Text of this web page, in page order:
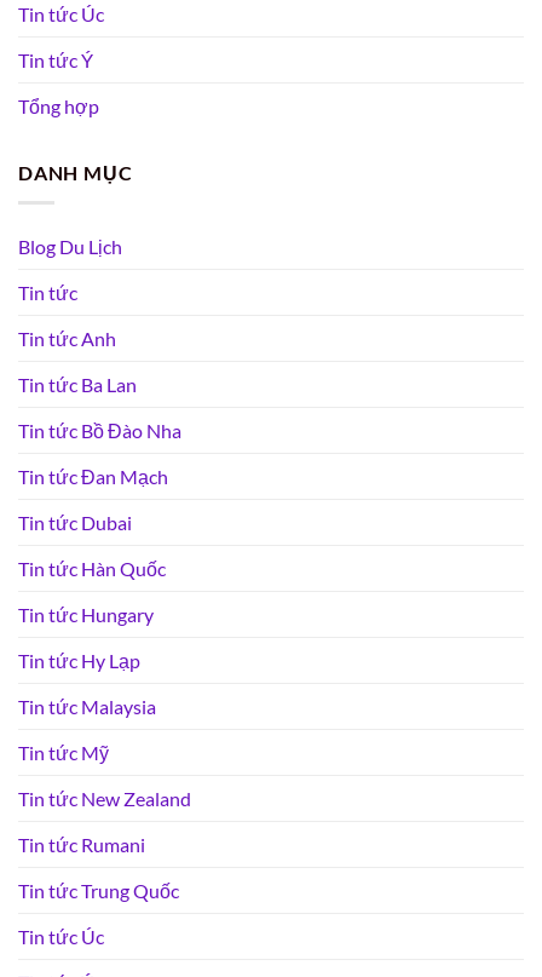
Tin tức Úc
Tin tức Ý
Tổng hợp
DANH MỤC
Blog Du Lịch
Tin tức
Tin tức Anh
Tin tức Ba Lan
Tin tức Bồ Đào Nha
Tin tức Đan Mạch
Tin tức Dubai
Tin tức Hàn Quốc
Tin tức Hungary
Tin tức Hy Lạp
Tin tức Malaysia
Tin tức Mỹ
Tin tức New Zealand
Tin tức Rumani
Tin tức Trung Quốc
Tin tức Úc